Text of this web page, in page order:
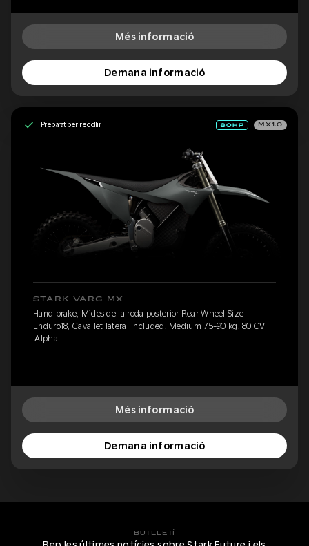
Més informació
Demana informació
Preparat per recollir MX1.0
STARK VARG MX
Hand brake, Mides de la roda posterior Rear Wheel Size
Enduro18, Cavallet lateral Included, Medium 75-90 kg, 80 CV
'Alpha'
Més informació
Demana informació
BUTLLETÍ